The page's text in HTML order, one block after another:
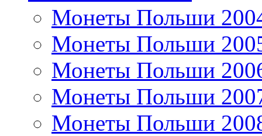
Монеты Польши
Монеты Польши
Монеты Польши
Монеты Польши
Монеты Польши